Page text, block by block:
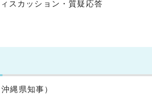
スカッション・質疑応答
縄県知事）